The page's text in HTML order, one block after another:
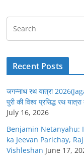
Recent Posts
जगन्नाथ रथ यात्रा
पुरी की विश्व प्रसिद्ध रथ
July 16, 2026
Benjamin Netanyahu:
ka Jeevan Parichay,
Vishleshan June 17,